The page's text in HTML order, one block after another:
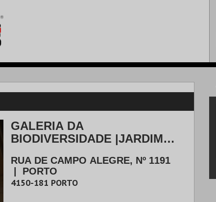
GALERIA DA
BIODIVERSIDADE |JARDIM
CIÊNCIA
RUA DE CAMPO ALEGRE, Nº 1191
PORTO
4150-181 PORTO